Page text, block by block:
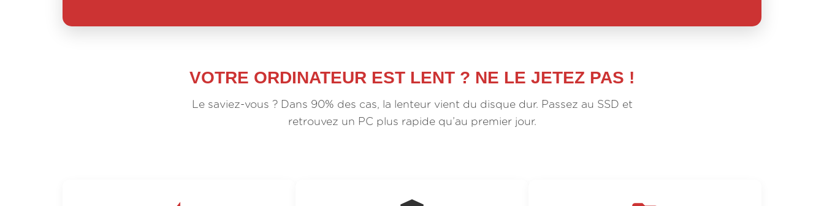
VOTRE ORDINATEUR EST LENT ? NE LE JETEZ PAS !
Le saviez-vous ? Dans 90% des cas, la lenteur vient du disque dur. Passez au SSD et
retrouvez un PC plus rapide qu’au premier jour.